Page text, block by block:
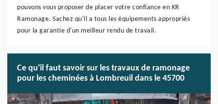
pouvons vous proposer de placer votre confiance en KR
Ramonage. Sachez qu'il a tous les équipements appropriés
pour la garantie d'un meilleur rendu de travail.
Ce qu'il faut savoir sur les travaux de ramonage
pour les cheminées à Lombreuil dans le 45700